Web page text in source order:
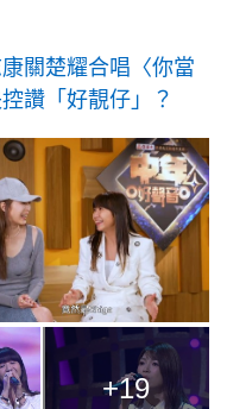
關楚耀合唱〈你當
讚「好靚仔」？
+19